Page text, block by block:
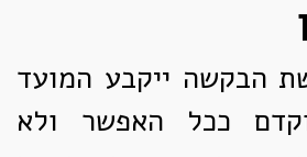
הבקשה ייקבע המועד
ככל האפשר ולא